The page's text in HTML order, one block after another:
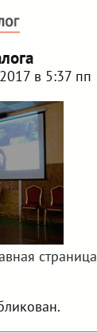
в 5:37 пп
страница